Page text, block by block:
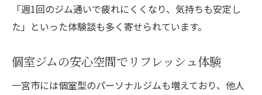
「週1回のジム通いで疲れにくくなり、気持ちも安定し
た」といった体験談も多く寄せられています。
個室ジムの安心空間でリフレッシュ体験
一宮市には個室型のパーソナルジムも増えており、他人